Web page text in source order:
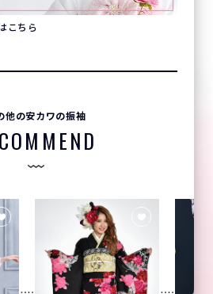
こちら
他の安カワの振袖